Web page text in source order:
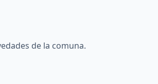
de la comuna.